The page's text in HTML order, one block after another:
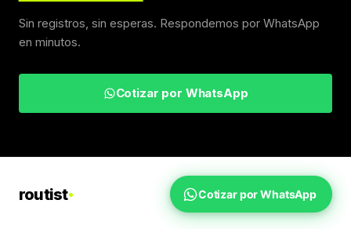
Sin registros, sin esperas. Respondemos por WhatsApp
en minutos.
Cotizar por WhatsApp
routist Fletes UruguayInicio
Cotizar por WhatsApp